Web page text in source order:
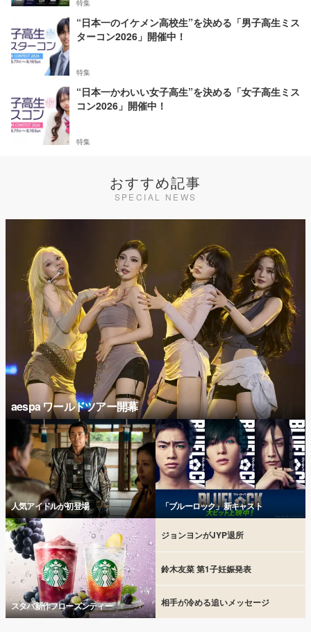
特集
“日本一のイケメン高校生”を決める「男子高生ミス
ターコン2026」開催中！
特集
“日本一かわいい女子高生”を決める「女子高生ミス
コン2026」開催中！
特集
おすすめ記事
SPECIAL NEWS
aespa ワールドツアー開幕
人気アイドルが初登場 「ブルーロック」新キャスト
スタバ新作フローズンティー
ジョンヨンがJYP退所
鈴木友菜 第1子妊娠発表
相手が冷める追いメッセージ